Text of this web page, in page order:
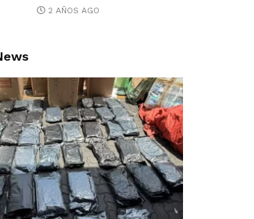
2 AÑOS AGO